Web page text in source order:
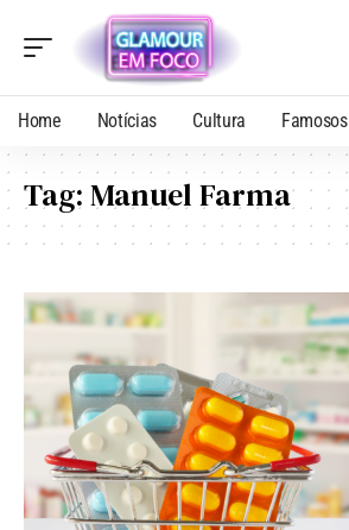
Home Notícias Cultura Famosos
Tag:Manuel Farma